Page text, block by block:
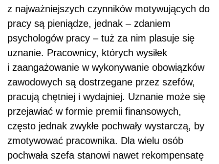
z najważniejszych czynników motywujących do
pracy są pieniądze, jednak – zdaniem
psychologów pracy – tuż za nim plasuje się
uznanie. Pracownicy, których wysiłek
i zaangażowanie w wykonywanie obowiązków
zawodowych są dostrzegane przez szefów,
pracują chętniej i wydajniej. Uznanie może się
przejawiać w formie premii finansowych,
często jednak zwykłe pochwały wystarczą, by
zmotywować pracownika. Dla wielu osób
pochwała szefa stanowi nawet rekompensatę